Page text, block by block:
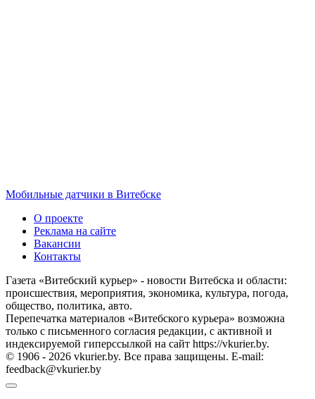
Мобильные датчики в Витебске
О проекте
Реклама на сайте
Вакансии
Контакты
Газета «Витебский курьер» - новости Витебска и области:
происшествия, мероприятия, экономика, культура, погода,
общество, политика, авто.
Перепечатка материалов «Витебского курьера» возможна
только с письменного согласия редакции, с активной и
индексируемой гиперссылкой на сайт https://vkurier.by.
© 1906 - 2026 vkurier.by. Все права защищены. E-mail:
feedback@vkurier.by